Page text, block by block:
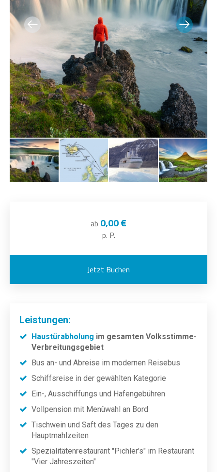
ab 0,00 €
p. P.
Jetzt Buchen
Leistungen:
Haustürabholung im gesamten Volksstimme-
Verbreitungsgebiet
Bus an- und Abreise im modernen Reisebus
Schiffsreise in der gewählten Kategorie
Ein-, Ausschiffungs und Hafengebühren
Vollpension mit Menüwahl an Bord
Tischwein und Saft des Tages zu den
Hauptmahlzeiten
Spezialitätenrestaurant "Pichler's" im Restaurant
"Vier Jahreszeiten"